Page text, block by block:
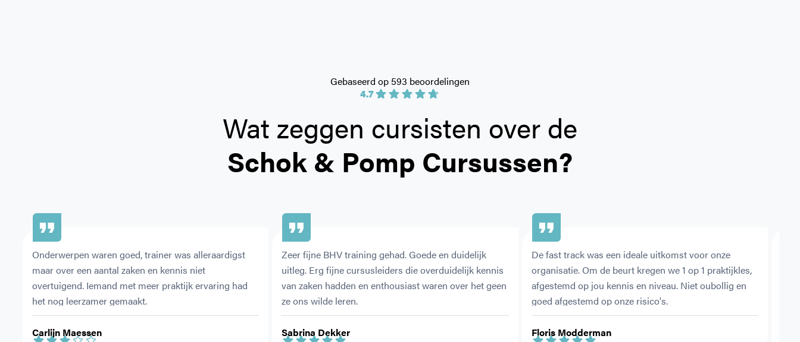
Wat zeggen cursisten over de
Schok & Pomp Cursussen?
4.7
Gebaseerd op 593 beoordelingen
Carlijn Maessen
Onderwerpen waren goed, trainer was alleraardigst
maar over een aantal zaken en kennis niet
overtuigend. Iemand met meer praktijk ervaring had
het nog leerzamer gemaakt.
Sabrina Dekker
Zeer fijne BHV training gehad. Goede en duidelijk
uitleg. Erg fijne cursusleiders die overduidelijk kennis
van zaken hadden en enthousiast waren over het geen
ze ons wilde leren.
Floris Modderman
De fast track was een ideale uitkomst voor onze
organisatie. Om de beurt kregen we 1 op 1 praktijkles,
afgestemd op jou kennis en niveau. Niet oubollig en
goed afgestemd op onze risico's.